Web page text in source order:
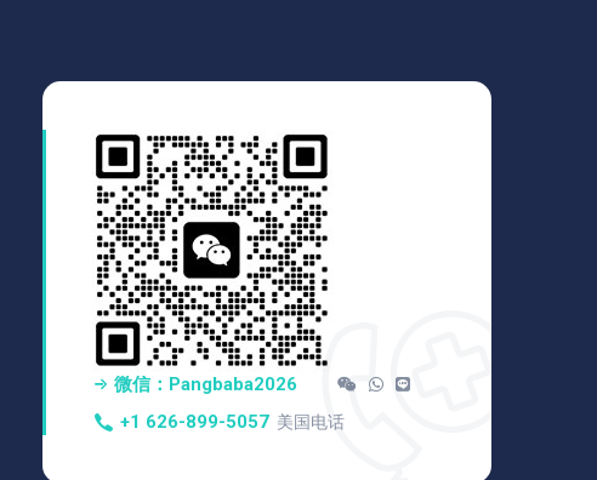
微信：pangbaba2026
+1 626-899-5057 美国电话